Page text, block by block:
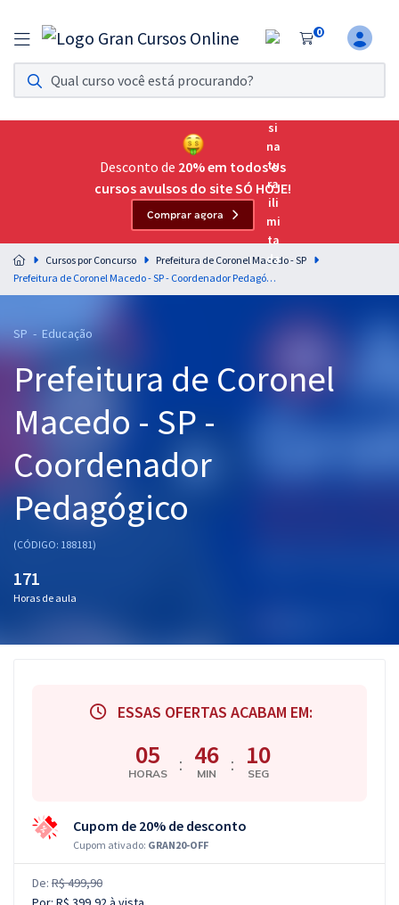
0
Assinatura Ilimitada 11
Acesso a todos os cursos. Teste grátis por 7 dias!
Assinatura OAB Até Passar
Acesso ilimitado a toda preparação para o Exame da
Residências Multiprofissionais
Preparação completa e intensiva para as principais
residências em saúde do Brasil
Cursos 20% OFF
Pós
Graduação
OAB
Questões grátis
Desconto de 20% em todos os
cursos avulsos do site SÓ HOJE!
Comprar agora
Cursos por Concurso
Prefeitura de Coronel Macedo - SP
Prefeitura de Coronel Macedo - SP - Coordenador Pedagógico
SP - Educação
Prefeitura de Coronel
Macedo - SP -
Coordenador
Pedagógico
(CÓDIGO: 188181)
171
Horas de aula
ESSAS OFERTAS ACABAM EM:
05
HORAS : 46
MIN : 09
SEG
Cupom de 20% de desconto
Cupom ativado: GRAN20-OFF
De: R$ 499,90